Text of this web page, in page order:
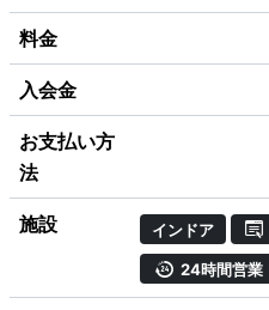
料金
入会金
お支払い方
法
施設 インドア
24時間営業